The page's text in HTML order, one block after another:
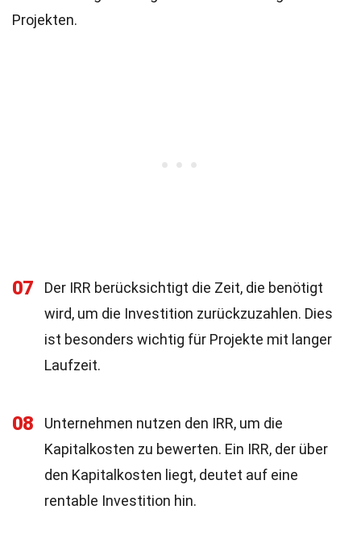
Projekten.
07
Der IRR berücksichtigt die Zeit, die benötigt
wird, um die Investition zurückzuzahlen. Dies
ist besonders wichtig für Projekte mit langer
Laufzeit.
08
Unternehmen nutzen den IRR, um die
Kapitalkosten zu bewerten. Ein IRR, der über
den Kapitalkosten liegt, deutet auf eine
rentable Investition hin.